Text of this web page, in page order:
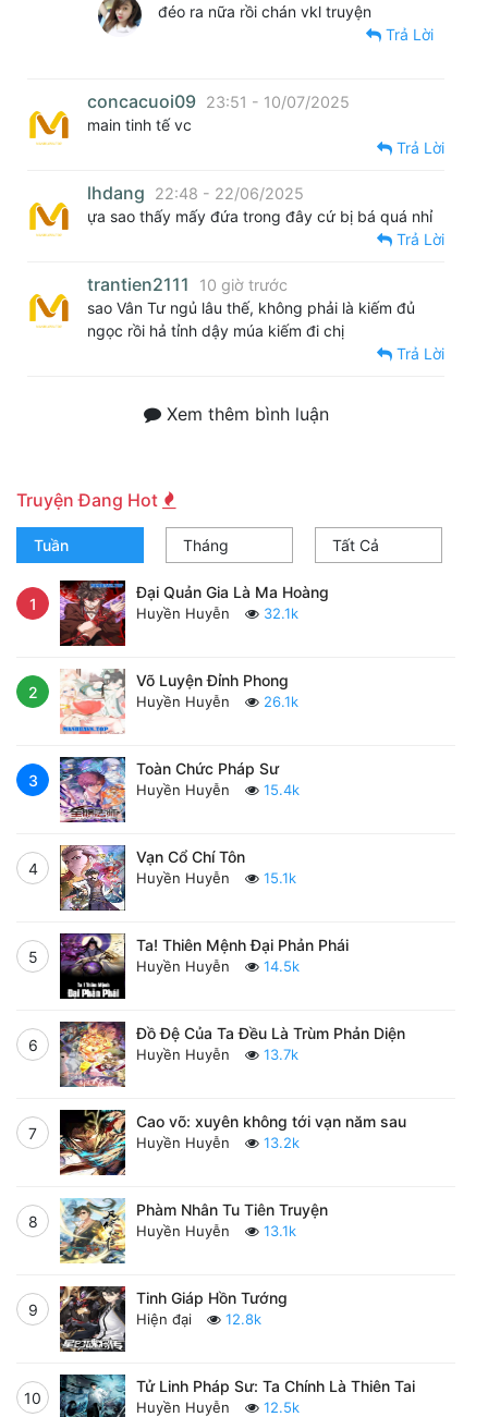
đéo ra nữa rồi chán vkl truyện
Trả Lời
concacuoi09 23:51 - 10/07/2025
main tinh tế vc
Trả Lời
lhdang
22:48 - 22/06/2025
ựa sao thấy mấy đứa trong đây cứ bị bá quá nhỉ
Trả Lời
trantien2111
10 giờ trước
sao Vân Tư ngủ lâu thế, không phải là kiếm đủ
ngọc rồi hả tỉnh dậy múa kiếm đi chị
Trả Lời
Xem thêm bình luận
Truyện Đang Hot
Tuần Tháng Tất Cả
1
Đại Quản Gia Là Ma Hoàng
Huyền Huyễn 32.1k
2
Võ Luyện Đỉnh Phong
Huyền Huyễn 26.1k
3
Toàn Chức Pháp Sư
Huyền Huyễn 15.4k
4
Vạn Cổ Chí Tôn
Huyền Huyễn 15.1k
5
Ta! Thiên Mệnh Đại Phản Phái
Huyền Huyễn 14.5k
6
Đồ Đệ Của Ta Đều Là Trùm Phản Diện
Huyền Huyễn 13.7k
7
Cao võ: xuyên không tới vạn năm sau
Huyền Huyễn 13.2k
8
Phàm Nhân Tu Tiên Truyện
Huyền Huyễn 13.1k
9
Tinh Giáp Hồn Tướng
Hiện đại 12.8k
10
Tử Linh Pháp Sư: Ta Chính Là Thiên Tai
Huyền Huyễn 12.5k